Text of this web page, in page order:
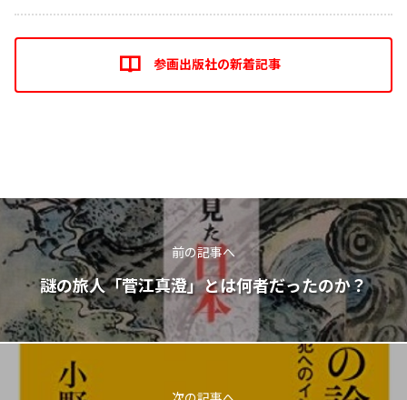
参画出版社の新着記事
前の記事へ
謎の旅人「菅江真澄」とは何者だったのか？